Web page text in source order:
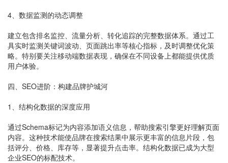
4、数据监测的动态调整
建立包含排名监控、流量分析、转化追踪的完整数据体系。通过工
具实时监测关键词波动、页面跳出率等核心指标，及时调整优化策
略。特别要关注移动端数据表现，确保在不同设备上都能提供优质
用户体验。
四、SEO进阶：构建品牌护城河
1、结构化数据的深度应用
通过Schema标记为内容添加语义信息，帮助搜索引擎更好理解页面
内容。这种技术能使品牌在搜索结果中展示更丰富的信息片段，包
括评分、价格、库存等，显著提升点击率。结构化数据已成为大型
企业SEO的标配技术。